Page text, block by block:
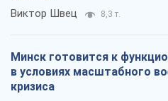
Виктор Швец 8,3 т.
Минск готовится к
в условиях масштабного
кризиса